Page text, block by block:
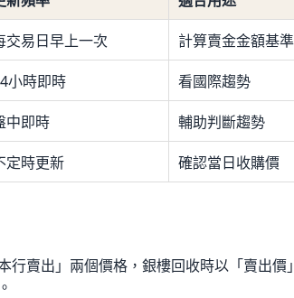
交易日早上一次 計算賣金金額基準
小時即時 看國際趨勢
中即時 輔助判斷趨勢
定時更新 確認當日收購價
行賣出」兩個價格，銀樓回收時以「賣出價